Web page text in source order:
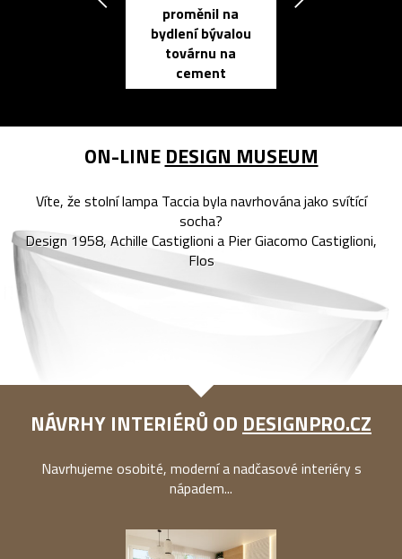
proměnil na
bydlení bývalou
továrnu na
cement
ON-LINE DESIGN MUSEUM
Víte, že stolní lampa Taccia byla navrhována jako svítící
socha?
Design 1958, Achille Castiglioni a Pier Giacomo Castiglioni,
Flos
NÁVRHY INTERIÉRŮ OD DESIGNPRO.CZ
Navrhujeme osobité, moderní a nadčasové interiéry s
nápadem...